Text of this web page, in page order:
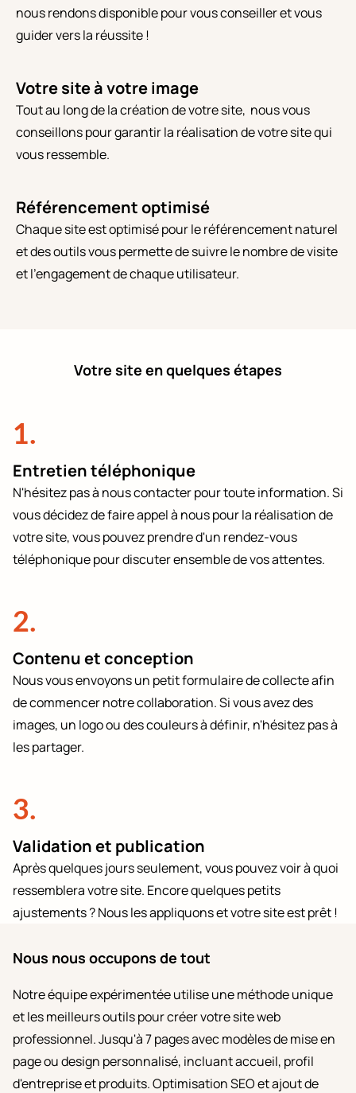
nous rendons disponible pour vous conseiller et vous
guider vers la réussite !
Votre site à votre image
Tout au long de la création de votre site, nous vous
conseillons pour garantir la réalisation de votre site qui
vous ressemble.
Référencement optimisé
Chaque site est optimisé pour le référencement naturel
et des outils vous permette de suivre le nombre de visite
et l'engagement de chaque utilisateur.
Votre site en quelques étapes
1.
Entretien téléphonique
N'hésitez pas à nous contacter pour toute information. Si
vous décidez de faire appel à nous pour la réalisation de
votre site, vous pouvez prendre d'un rendez-vous
téléphonique pour discuter ensemble de vos attentes.
2.
Contenu et conception
Nous vous envoyons un petit formulaire de collecte afin
de commencer notre collaboration. Si vous avez des
images, un logo ou des couleurs à définir, n'hésitez pas à
les partager.
3.
Validation et publication
Après quelques jours seulement, vous pouvez voir à quoi
ressemblera votre site. Encore quelques petits
ajustements ? Nous les appliquons et votre site est prêt !
Nous nous occupons de tout
Notre équipe expérimentée utilise une méthode unique
et les meilleurs outils pour créer votre site web
professionnel. Jusqu'à 7 pages avec modèles de mise en
page ou design personnalisé, incluant accueil, profil
d'entreprise et produits. Optimisation SEO et ajout de